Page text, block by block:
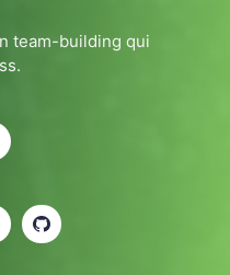
team-building qui